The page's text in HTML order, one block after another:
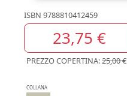
ISBN 9788810412459
23,75 €
PREZZO COPERTINA:25,00 €
COLLANA